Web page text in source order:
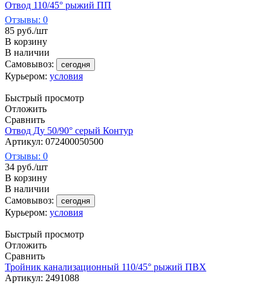
Отвод 110/45° рыжий ПП
Отзывы: 0
85 руб./шт
В корзину
В наличии
Самовывоз:
сегодня
Курьером: условия
Быстрый просмотр
Отложить
Сравнить
Отвод Ду 50/90° серый Контур
Артикул: 072400050500
Отзывы: 0
34 руб./шт
В корзину
В наличии
Самовывоз:
сегодня
Курьером: условия
Быстрый просмотр
Отложить
Сравнить
Тройник канализационный 110/45° рыжий ПВХ
Артикул: 2491088